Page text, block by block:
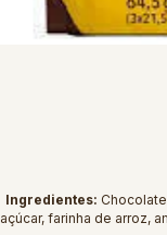
Ingredientes:
açúcar, farinha de arroz,